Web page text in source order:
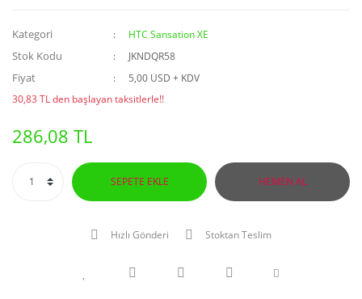
Kategori HTC Sansation XE
Stok Kodu JKNDQR58
Fiyat
5,00 USD + KDV
30,83 TL den başlayan taksitlerle!!
286,08 TL
SEPETE EKLE HEMEN AL
Hızlı Gönderi Stoktan Teslim